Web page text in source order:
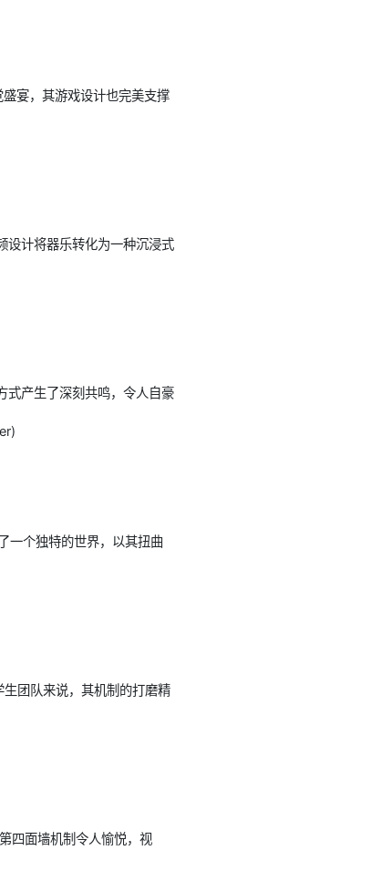
宴，其游戏设计也完美支撑
设计将器乐转化为一种沉浸式
式产生了深刻共鸣，令人自豪
一个独特的世界，以其扭曲
团队来说，其机制的打磨精
四面墙机制令人愉悦，视